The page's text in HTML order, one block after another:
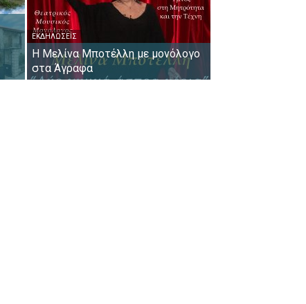
ΕΚΔΗΛΏΣΕΙΣ
Η Μελίνα Μποτέλλη με μονόλογο
στα Άγραφα